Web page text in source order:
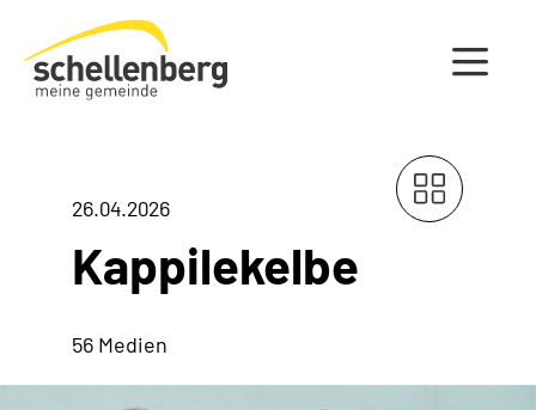
Gemeinde Schellenberg Startseite
26.04.2026
Kappilekelbe
56 Medien